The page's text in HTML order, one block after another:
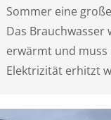
Sommer eine
Das
erwärmt und
Elektrizität erhitzt